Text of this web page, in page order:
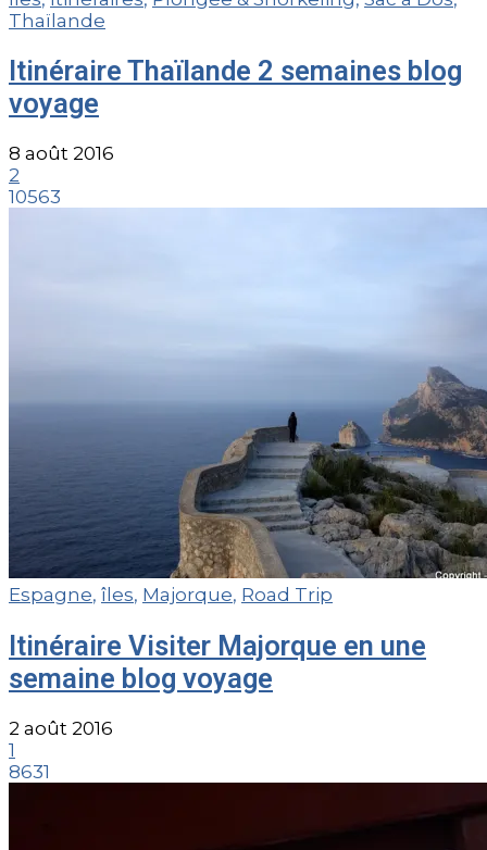
Thaïlande
Itinéraire Thaïlande 2 semaines blog
voyage
8 août 2016
2
10563
Espagne, îles, Majorque, Road Trip
Itinéraire Visiter Majorque en une
semaine blog voyage
2 août 2016
1
8631